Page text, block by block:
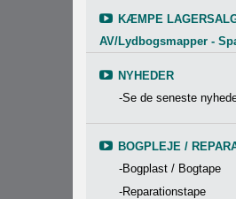
KÆMPE
AV/Lydbogsmapper -
NYHEDER
-Se de seneste
BOGPLEJE /
-Bogplast / Bogtape
-Reparationstape